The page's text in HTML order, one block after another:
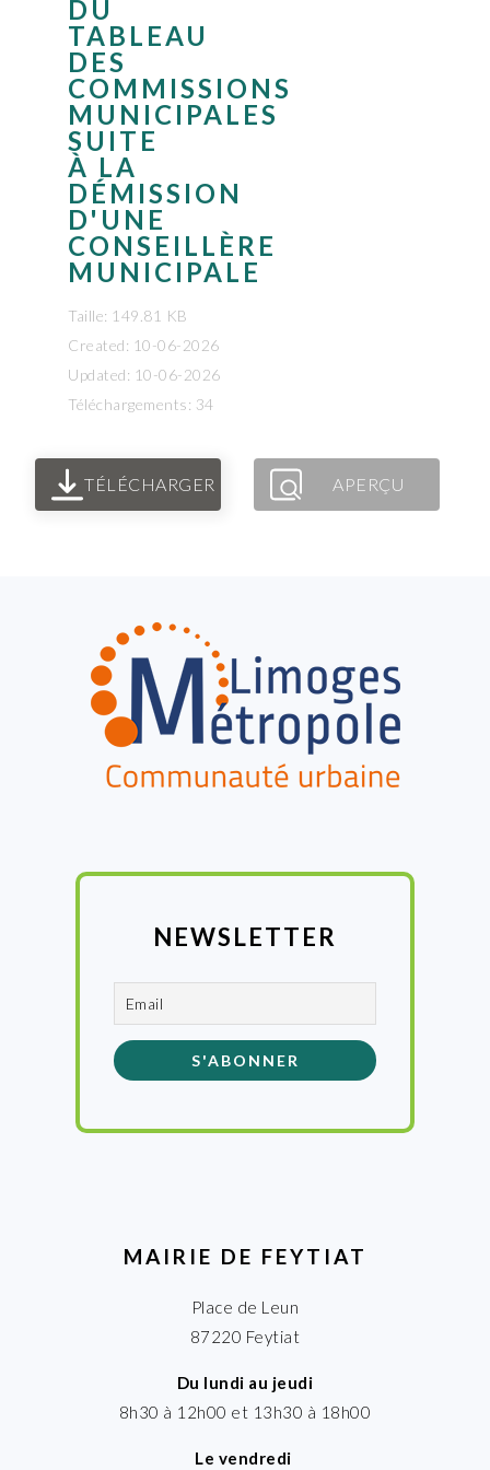
DU
TABLEAU
DES
COMMISSIONS
MUNICIPALES
SUITE
À LA
DÉMISSION
D'UNE
CONSEILLÈRE
MUNICIPALE
Taille: 149.81 KB
Created: 10-06-2026
Updated: 10-06-2026
Téléchargements: 34
TÉLÉCHARGER APERÇU
NEWSLETTER
MAIRIE DE FEYTIAT
Place de Leun
87220 Feytiat
Du lundi au jeudi
8h30 à 12h00 et 13h30 à 18h00
Le vendredi